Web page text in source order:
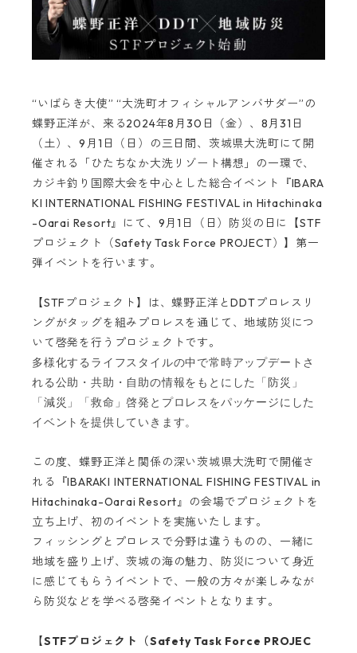
“いばらき大使” “大洗町オフィシャルアンバサダー”の
蝶野正洋が、来る2024年8月30日（金）、8月31日
（土）、9月1日（日）の三日間、茨城県大洗町にて開
催される「ひたちなか大洗リゾート構想」の一環で、
カジキ釣り国際大会を中心とした総合イベント『IBARA
KI INTERNATIONAL FISHING FESTIVAL in Hitachinaka
-Oarai Resort』にて、9月1日（日）防災の日に【STF
プロジェクト（Safety Task Force PROJECT）】第一
弾イベントを行います。
【STFプロジェクト】は、蝶野正洋とDDTプロレスリ
ングがタッグを組みプロレスを通じて、地域防災につ
いて啓発を行うプロジェクトです。
多様化するライフスタイルの中で常時アップデートさ
れる公助・共助・自助の情報をもとにした「防災」
「減災」「救命」啓発とプロレスをパッケージにした
イベントを提供していきます。
この度、蝶野正洋と関係の深い茨城県大洗町で開催さ
れる『IBARAKI INTERNATIONAL FISHING FESTIVAL in
Hitachinaka-Oarai Resort』の会場でプロジェクトを
立ち上げ、初のイベントを実施いたします。
フィッシングとプロレスで分野は違うものの、一緒に
地域を盛り上げ、茨城の海の魅力、防災について身近
に感じてもらうイベントで、一般の方々が楽しみなが
ら防災などを学べる啓発イベントとなります。
【STFプロジェクト（Safety Task Force PROJEC